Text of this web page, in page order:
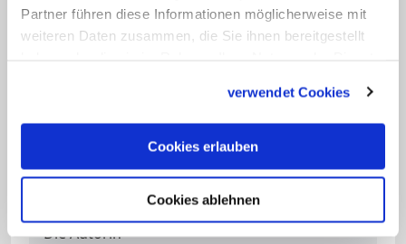
Partner führen diese Informationen möglicherweise mit
weiteren Daten zusammen, die Sie ihnen bereitgestellt
verwendet Cookies
Cookies erlauben
Cookies ablehnen
Dass alle überall Hunger nach einem
guten Leben haben. Dass es nicht nur
zu können, sondern auch darum:"Gebt
ihr ihnen zu essen!" (Mt 14,16).
Agnes Wuckelt
Die Autorin